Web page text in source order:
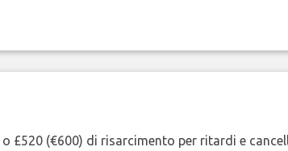
£520 (€600) di risarcimento per ritardi e